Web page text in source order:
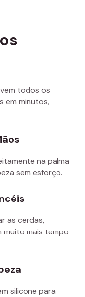
todos os
em minutos,
na palma
sem esforço.
as cerdas,
muito mais tempo
silicone para